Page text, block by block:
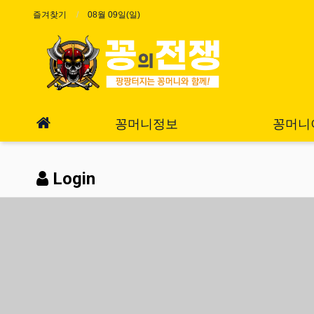
즐겨찾기 08월 09일(일)
꽁머니정보 꽁머
Login